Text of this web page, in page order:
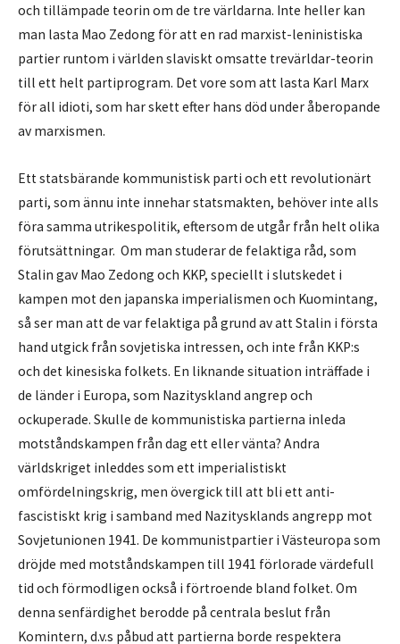
och tillämpade teorin om de tre världarna. Inte heller kan
man lasta Mao Zedong för att en rad marxist-leninistiska
partier runtom i världen slaviskt omsatte trevärldar-teorin
till ett helt partiprogram. Det vore som att lasta Karl Marx
för all idioti, som har skett efter hans död under åberopande
av marxismen.
Ett statsbärande kommunistisk parti och ett revolutionärt
parti, som ännu inte innehar statsmakten, behöver inte alls
föra samma utrikespolitik, eftersom de utgår från helt olika
förutsättningar. Om man studerar de felaktiga råd, som
Stalin gav Mao Zedong och KKP, speciellt i slutskedet i
kampen mot den japanska imperialismen och Kuomintang,
så ser man att de var felaktiga på grund av att Stalin i första
hand utgick från sovjetiska intressen, och inte från KKP:s
och det kinesiska folkets. En liknande situation inträffade i
de länder i Europa, som Nazityskland angrep och
ockuperade. Skulle de kommunistiska partierna inleda
motståndskampen från dag ett eller vänta? Andra
världskriget inleddes som ett imperialistiskt
omfördelningskrig, men övergick till att bli ett anti-
fascistiskt krig i samband med Nazitysklands angrepp mot
Sovjetunionen 1941. De kommunistpartier i Västeuropa som
dröjde med motståndskampen till 1941 förlorade värdefull
tid och förmodligen också i förtroende bland folket. Om
denna senfärdighet berodde på centrala beslut från
Komintern, d.v.s påbud att partierna borde respektera